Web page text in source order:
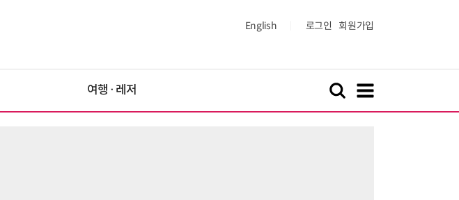
English 로그인 회원가입
여행·레저